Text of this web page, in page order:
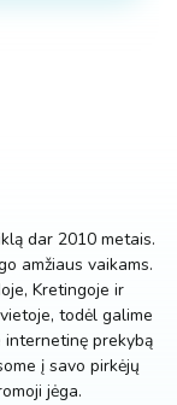
dar 2010 metais.
amžiaus vaikams.
Kretingoje ir
todėl galime
prekybą
į savo pirkėjų
jėga.